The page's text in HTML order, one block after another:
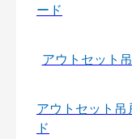
ード
アウトセット
アウトセット
ド